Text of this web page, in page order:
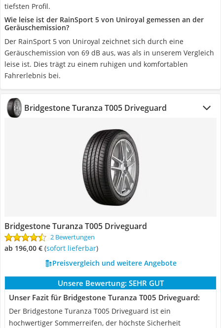
tiefsten Profil.
Wie leise ist der RainSport 5 von Uniroyal gemessen an der
Geräuschemission?
Der RainSport 5 von Uniroyal zeichnet sich durch eine
Geräuschemission von 69 dB aus, was als in unserem Vergleich
leise ist. Dies trägt zu einem ruhigen und komfortablen
Fahrerlebnis bei.
Bridgestone Turanza T005 Driveguard
Bridgestone Turanza T005 Driveguard
2 Bewertungen
ab 196,00 € ( Sofort lieferbar)
Preisvergleich und weitere Angebote
Unsere Bewertung: SEHR GUT
Unser Fazit für Bridgestone Turanza T005 Driveguard:
Der Bridgestone Turanza T005 Driveguard ist ein
hochwertiger Sommerreifen, der höchste Sicherheit